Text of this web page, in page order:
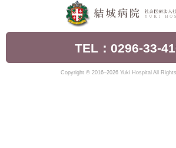
TEL：0296-33-
Copyright © 2016–2026 Yuki Hospital All